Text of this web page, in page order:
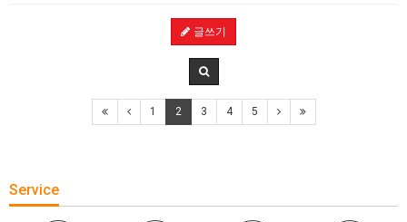
글쓰기
1 2 3 4 5
Service